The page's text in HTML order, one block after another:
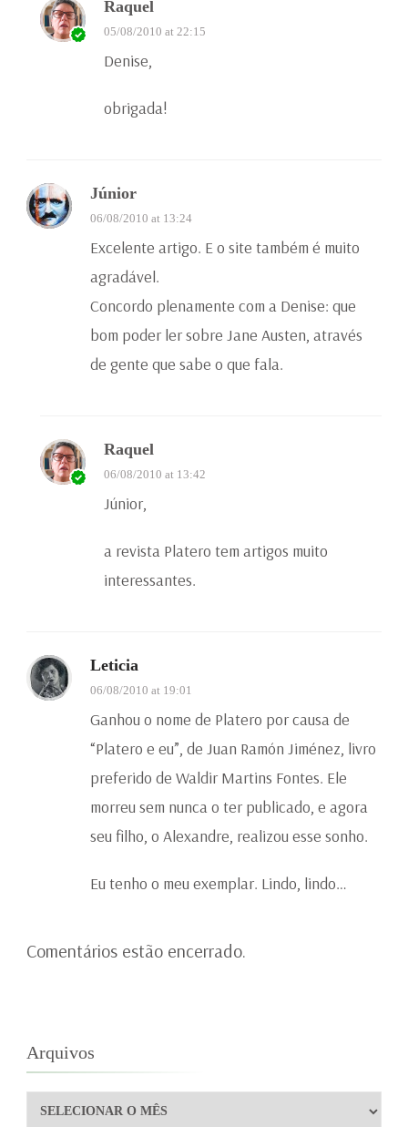
Raquel
05/08/2010 at 22:15
Denise,
obrigada!
Júnior
06/08/2010 at 13:24
Excelente artigo. E o site também é muito
agradável.
Concordo plenamente com a Denise: que
bom poder ler sobre Jane Austen, através
de gente que sabe o que fala.
Raquel
06/08/2010 at 13:42
Júnior,
a revista Platero tem artigos muito
interessantes.
Leticia
06/08/2010 at 19:01
Ganhou o nome de Platero por causa de
“Platero e eu”, de Juan Ramón Jiménez, livro
preferido de Waldir Martins Fontes. Ele
morreu sem nunca o ter publicado, e agora
seu filho, o Alexandre, realizou esse sonho.
Eu tenho o meu exemplar. Lindo, lindo…
Comentários estão encerrado.
Arquivos
Arquivos